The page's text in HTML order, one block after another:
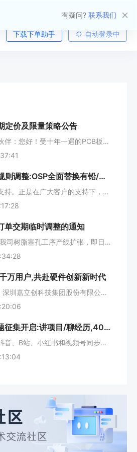
有疑问? 联系我们
下载下单助手 自动登录中
定价及限量策略公告
尊敬的各位客户伙伴：您好！受十年一遇的PCB板材紧缺行情影响，覆铜板价格大幅上涨，单价已由往年约100元/张涨至230元/张左右，且市场行情每日浮动。依托板材供应商的战略备货支持，我司目前整体货源充足。恳请各位客户理性、按需下单，避免恐慌性扎堆下单或过量囤货。为优先保障广大中小客户权益，公司将调整供货定价与产能分配策略：1、板材价格将根据市场行情实时调整，优先保障中小订单性价比稳定；2、紧缺周期内实行反向阶梯定价，暂对订单面积超过50㎡的部分逐级加价；3、若订单总量超出产能，将启动客户定量配额机制；4、严禁通过拆分订单、分批下单等方式规避配额机制，一经发现，公司有权暂停接单或取消相关订单。此外，我司整体产能资源将优先向长期合作的中小客户倾斜。对于临时外来的大额订单，即便客户接受高价，公司也将视产能情况实施限量管控，必要时不予接单，以稳定保障中小客户供货。后续价格及限量策略如有调整，将不再另行公告。感谢各位客户的理解与支持！深圳嘉立创科技集团股份有限公司
PCB免费打样规则调整:OSP全面替换有铅/无铅喷锡
感谢大家一路的支持。正是在广大客户的支持下，嘉立创已成功在深交所主板上市，股票代码：001232。再次感谢客户的信任与支持。一、免费打样规则调整从本月起，为进一步提高PCB的表面处理焊接的可靠性，嘉立创将全面推广OSP工艺替换喷锡工艺，嘉立创免费打样的规则将进行如下调整：沉金打样券：继续保留，不变喷锡工艺打样券：全面取消，由OSP全面替代其他所有规则：维持原样，不发生变化简单说，免费打样中的表面处理，从原来的有铅喷锡/无铅喷锡，统一升级为 OSP。下面聊聊为什么推荐OSP，以及它适合用在什么场合。二、为什么大力推广OSP工艺？OSP俗称铜面抗氧化处理，通过专用药水在铜皮表面生成防护膜。该工艺历经数十年迭代，技术成熟，广泛适用手机、工控、医疗、车载等高精密电路板应用场景。它的好处非常实在：1.无铅环保，适用面广OSP本身就是无铅工艺，对于没有特殊表面处理要求的板子，完全可以胜任。在很多场景下，它可以很好地替代沉金、有铅喷锡和无铅喷锡。2.焊盘平整度极高，适合SMT有铅喷锡和无铅喷锡，由于工艺原因，表面会有锡峰和凹凸不平。而OSP仅仅是一层极薄的有机保护膜，基材铜面极其平整，对高密度、细间距的SMT焊接极为有利，能大幅减少连锡、虚焊等问题。3.可焊接性优于无铅喷锡OSP不上锡的投诉远低于无铅喷锡。从技术原理上看看，为什么OSP的焊接性好很多。豆包解释：4.未贴片前返工极其方便OSP的另一大好处是，焊接前的返工非常容易。如果板子存放时间较长，表面看起来有氧化迹象，可以直接寄回嘉立创，我们免费帮您过一遍OSP水平线进行返工，处理完便光亮如新。而无论是有铅还是无铅喷锡，都很难做到这样干净利落的返工。豆包解释：5.OSP已被各行各业大量应用目前，OSP已经广泛应用于汽车电子、工控安防、新能源、医疗电子等各行各业。豆包解释：三、OSP也不能包打天下，这些场景请留意就像硬币有正反面，OSP并不能完全替代沉金、有铅喷锡和无铅喷锡。以下几种情况，需要根据实际要求选择其他表面处理：频繁插拔的金手指：金手指的性能要求，仅适合沉金，不适合OSP。半孔模块板：半孔板的半孔要进行二次焊接，OSP过完高温后，如果长期存放，则不能进行二次焊接。军工领域：部分军工板指定有铅喷锡，无铅喷锡和沉金都不行，OSP自然也不适合。明确不允许OSP的特定应用场景四、OSP线路板在SMT贴片加工中实操注意事项为了让OSP发挥最佳焊接效果，有几点简单的注意事项：尽量在48～72小时内完成焊接。贴片过完回流焊后，如果需要补焊插件，不要长时间搁置，以免裸铜氧化导致上锡不良。常规工艺下，OSP板可支持最多2次回流焊加2次波峰焊。如果超出4次焊接，则不适合OSP工艺。如果您对嘉立创OSP工艺有任何疑问或建议，可扫描下方二维码，进企业微信群交流。
单交期临时调整的通知
尊敬的客户： 因我司树脂塞孔工序产线扩张，即日起，下发的6层及以上高多层订单，交期将在原基础上后延约5天。产线调整预计持续15天左右，届时将恢复正常交期。由此给您带来的不便，我们深表歉意，感谢您的理解与支持。深圳嘉立创科技集团股份有限公司2026年8月5日
万用户,共赴硬件创新新时代
2026年8月4日，深圳嘉立创科技集团股份有限公司（股票简称：嘉立创，股票代码：001232）正式登陆深圳证券交易所主板！嘉立创在深交所上市这是嘉立创发展中的重要里程碑。同时，我们还想回答三个问题：第一，嘉立创成立20年，为客户解决了哪些问题？第二，站在上市新起点，嘉立创还能为客户创造哪些新价值？第三，当AI加速走进物理世界，嘉立创如何加速硬件创新从想法变成现实？而答案，就藏在一款款从图纸落地的硬件产品里。20年前，无数工程师都遇到过同一个问题：只想打几块PCB样板，却找不到愿意接单的工厂；即使有人愿意做，成本和交期也可能把想法挡在门外。嘉立创从用户的“小问题”开始，把不同用户的订单拼在一起生产，让一块板也能做；把询价、审单、生产和物流搬到线上，让工程师不用反复找人、催单、对进度。二十年间，用户的需求不断变化，嘉立创便不断沿着客户的研发流程向前、向后延伸：从EDA/CAM工业软件，到电子元器件、PCBA，再到3D打印、CNC和FA机械电气零部件商城，把原本分散的环节接成一条连续的研发智造链路。这种变化，在机器人研发现场尤其明显。“萝博派对”团队用约120天，让全开源双足人形机器人“萝博头”从概念走向稳定奔跑。研发过程中，嘉立创为团队提供高多层PCB打样、CNC精密加工和工业级3D打印等多项服务。团队硬件工程师回忆：“晚上改完一版设计图纸，一两天就可以收到样件。”萝博派对双足人形机器人拆解图智元机器人同样面对电子与机械协同的复杂研发任务。嘉立创作为其供应链“A链”的组成部分，从EDA设计、PCB与PCBA交付到机械零部件智造，为研发提供多环节支持。逐际动力人形机器人，采用嘉立创加速控制模块，从设计到制造、版本迭代测试实现了一到两周闭环。对工程师而言，一站式服务最直接的价值，就是少花时间“追流程”，多花时间解决真正的技术问题。更快拿到样件，意味着能更早发现问题，更快修改方案，也更敢于验证那些大胆的设计。星际光年的五指灵巧手，需要在不同关节和不同版本之间持续打样、贴片和调试。星际光年市场部负责人说：“技术每周都在迭代，有时候就是改进一个关节，没几天就要在嘉立创平台下单，最快当天就能拿回样品来测试。”京东物流“狼族机器人”的研发同样需要高频迭代。其硬件研发工程师介绍：“从样机的PCB制造，到元器件采购及贴装，再到CNC加工，嘉立创支持我们每周进行3至4次的快速迭代。”优艾智合的人形机器人“凌枢”，则在25天内完成了从设计、训练到上岗的“三步走”，进入半导体制造、能源电厂等工业场景。嘉立创为其提供了从PCB设计、打样、贴装到机械零部件的一站式支持。类似的研发验证，也发生在商业航天领域。嘉立创曾为蓝箭航天“朱雀三号”首飞提供研发验证支持，助力先进航电系统快速迭代。火箭航电与机器人控制器看似属于不同产业，但对高可靠电子系统、跨环节协同和快速验证的要求高度相似：每一次设计修改，都必须尽快回到真实测试中接受检验。嘉立创所做的，正是从客户研发现场出发，把等待缩短一点，把协同做顺一点，让客户能更快拿到下一版，继续解决真正困难的问题。电子工程师对嘉立创的评价上市不是成绩单的终点，而是嘉立创继续完善服务能力的新起点。AI硬件、人形机器人、智能汽车和航空航天等新兴行业，正在把硬件研发从单点工艺竞争推向系统协同竞争。嘉立创的下一步，正是把电子和机械全产业链“一站式”服务能力，进一步组织成复杂硬件研发可持续调用的研发智造基础设施，让电子与机械、设计与制造、软件与硬件在同一体系中高效协同。速度的上限，不在于某一笔订单能有多快，而在于面对海量、多品种、高频变化的需求，整个系统仍然能够稳定履约。嘉立创的下一步，是通过数字化产线、元器件中心和信息系统，把分散的非标准需求持续组织成可预测、可追溯、可复制的工业交付能力，让“快”从一次体验沉淀为平台长期提供的确定性。截至2025年末，嘉立创在线自助下单网站注册用户超过950万，业务已覆盖全球多个国家和地区。全球化的下一步，是把中国制造长期积累的工程效率、供应链密度和柔性交付能力，转化为全球工程师能够在线调用的研发智造接口，让不同地区的创新者都能更便捷地完成设计、取料、试制和迭代。嘉立创想做的事，没有改变：持续缩短研发过程中的等待，打通电子与机械、设计与制造之间的协同，让复杂需求得到更稳定、更高效的承接，让全球工程师更从容地把想法变成实物、把第一版推进到下一版。今天，AI可以在几秒钟内生成代码、图像和产品设想。但当AI进入一副眼镜、一台机器人、一辆汽车或一条产线，它就必须面对真实世界的约束：器件是否可得，电路能否制造，结构是否匹配，功耗、散热和可靠性能否通过验证。数字世界多出一个方案，不等于物理世界就多出一件可以工作的产品。AI越快地产生新想法，制造端就越需要更快地把想法变成样机、把问题带回设计、把失败推进到下一版。未来硬件产业的竞争，不只取决于谁先想到，也取决于谁能更快试出来、改出来、交付出来。嘉立创不替客户定义最终产品，而是继续把工业软件、供应链和柔性制造连接起来，成为AI硬件进入物理世界时可以反复调用的研发智造基础设施。2006年，嘉立创从一块PCB样板出发。今天，嘉立创和全球近千万客户一起，把越来越多想法做成了看得见、摸得着、能够运行的产品。每一个认真创造的想法，正在“嘉”速走进物理世界。上市不会改变嘉立创面对客户的身份：新的订单仍在进入系统，生产线仍在运转，嘉立创仍然是工程师身边那个解决具体问题、交付下一版的伙伴。从初创到成长，从同行到共创，二十年来，嘉立创始终感谢每一位客户伙伴的信任与陪伴。在迈向新阶段的重要时刻，嘉立创特别开启上市感恩福利活动，将这份喜悦与广大客户共享。活动期间，1888元上市感恩回馈券包、金豆翻倍返还、万元奖池等多重福利同步上线，诚邀大家一起见证嘉立创上市新篇章。扫码参与活动
嘉立创上市话题征集开启:讲项目/聊经历,400+份好礼等你拿
划重点！活动在抖音、B站、小红书和视频号同步开展投稿作品须带上#嘉立创上市投稿完成后，记得填写活动表单，提交作品链接才算报名成功